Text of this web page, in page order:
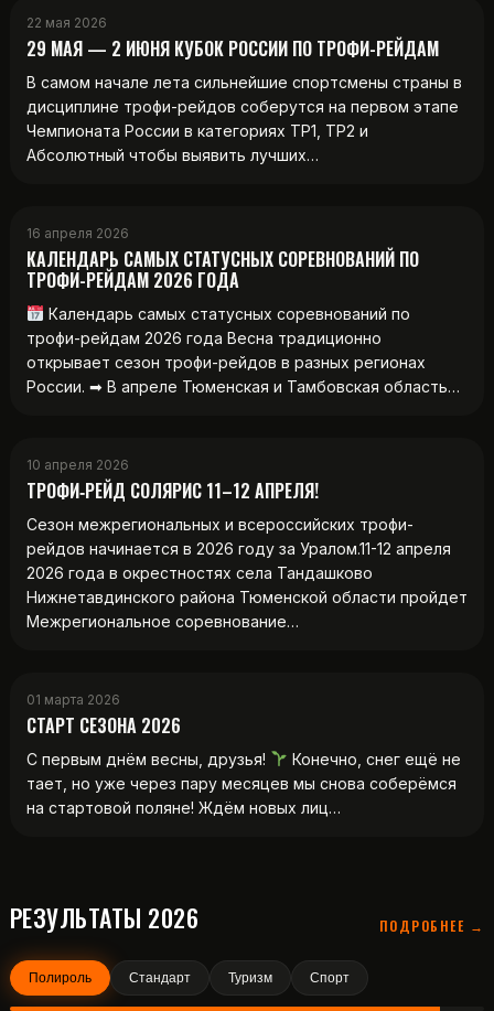
22 мая 2026
29 МАЯ — 2 ИЮНЯ КУБОК РОССИИ ПО ТРОФИ-РЕЙДАМ
В самом начале лета сильнейшие спортсмены страны в
дисциплине трофи-рейдов соберутся на первом этапе
Чемпионата России в категориях ТР1, ТР2 и
Абсолютный чтобы выявить лучших…
16 апреля 2026
КАЛЕНДАРЬ САМЫХ СТАТУСНЫХ СОРЕВНОВАНИЙ ПО
ТРОФИ-РЕЙДАМ 2026 ГОДА
Календарь самых статусных соревнований по
трофи-рейдам 2026 года Весна традиционно
открывает сезон трофи-рейдов в разных регионах
России. ➡ В апреле Тюменская и Тамбовская область…
10 апреля 2026
ТРОФИ‑РЕЙД СОЛЯРИС 11–12 АПРЕЛЯ!
Сезон межрегиональных и всероссийских трофи-
рейдов начинается в 2026 году за Уралом.11-12 апреля
2026 года в окрестностях села Тандашково
Нижнетавдинского района Тюменской области пройдет
Межрегиональное соревнование…
01 марта 2026
СТАРТ СЕЗОНА 2026
С первым днём весны, друзья!
Конечно, снег ещё не
тает, но уже через пару месяцев мы снова соберёмся
на стартовой поляне! Ждём новых лиц…
РЕЗУЛЬТАТЫ 2026 ПОДРОБНЕЕ →
Полироль Стандарт Туризм Спорт